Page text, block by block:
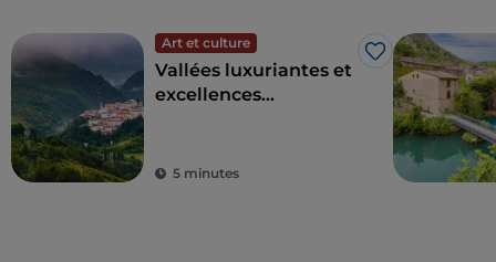
Art et culture
J’aime
Vallées luxuriantes et
excellences
de l'Italie
5 minutes